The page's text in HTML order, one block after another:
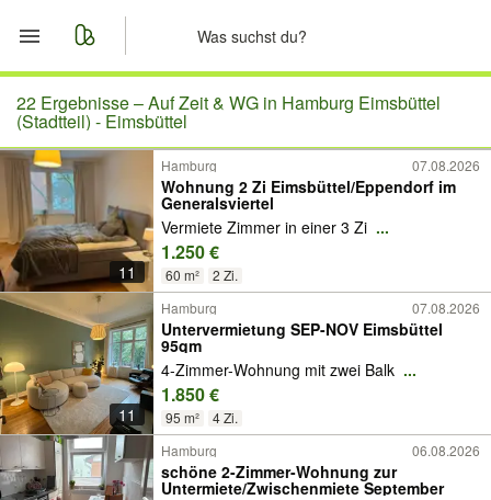
Start
Merkliste
Nachrichten
Anzeige aufgeben
22 Ergebnisse –Auf Zeit & WG in Hamburg Eimsbüttel
(Stadtteil) - Eimsbüttel
11
Hamburg 07.08.2026
Wohnung 2 Zi Eimsbüttel/Eppendorf im
Generalsviertel
Vermiete Zimmer in einer 3 Zi ...
1.250 €
60 m² 2 Zi.
11
Hamburg 07.08.2026
Untervermietung SEP-NOV Eimsbüttel
95qm
4-Zimmer-Wohnung mit zwei Balk ...
1.850 €
95 m² 4 Zi.
Hamburg 06.08.2026
schöne 2-Zimmer-Wohnung zur
Untermiete/Zwischenmiete September